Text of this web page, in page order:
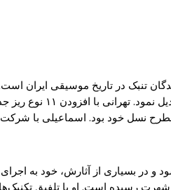
تنبک در تاریخ موسیقی ایران
گسترده‌ای از صداها را در این ساز ایجاد کرد.
نسل خود بود. اسماعیلی با
و در بسیاری از آثارش، خود به
شهرت رسیده است. او با تلفیق